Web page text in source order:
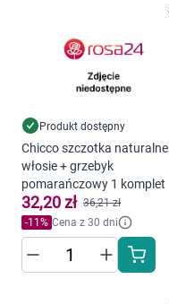
Produkt dostępny
Chicco szczotka naturalne
włosie + grzebyk
pomarańczowy 1 komplet
32,20 zł 36,21 zł
-11 % Cena z 30 dni